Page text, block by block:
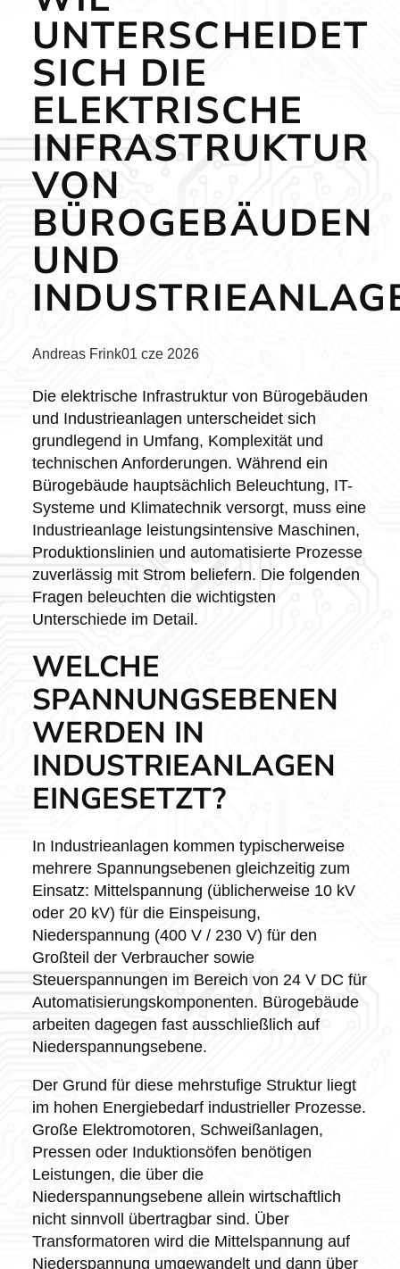
UNTERSCHEIDET
SICH DIE
ELEKTRISCHE
INFRASTRUKTUR
VON
BÜROGEBÄUDEN
UND
Posted
Andreas Frink01 cze 2026
Die elektrische Infrastruktur von Bürogebäuden
und Industrieanlagen unterscheidet sich
grundlegend in Umfang, Komplexität und
technischen Anforderungen. Während ein
Bürogebäude hauptsächlich Beleuchtung, IT-
Systeme und Klimatechnik versorgt, muss eine
Industrieanlage leistungsintensive Maschinen,
Produktionslinien und automatisierte Prozesse
zuverlässig mit Strom beliefern. Die folgenden
Fragen beleuchten die wichtigsten
Unterschiede im Detail.
WELCHE
SPANNUNGSEBENEN
WERDEN IN
INDUSTRIEANLAGEN
EINGESETZT?
In Industrieanlagen kommen typischerweise
mehrere Spannungsebenen gleichzeitig zum
Einsatz: Mittelspannung (üblicherweise 10 kV
oder 20 kV) für die Einspeisung,
Niederspannung (400 V / 230 V) für den
Großteil der Verbraucher sowie
Steuerspannungen im Bereich von 24 V DC für
Automatisierungskomponenten. Bürogebäude
arbeiten dagegen fast ausschließlich auf
Niederspannungsebene.
Der Grund für diese mehrstufige Struktur liegt
im hohen Energiebedarf industrieller Prozesse.
Große Elektromotoren, Schweißanlagen,
Pressen oder Induktionsöfen benötigen
Leistungen, die über die
Niederspannungsebene allein wirtschaftlich
nicht sinnvoll übertragbar sind. Über
Transformatoren wird die Mittelspannung auf
Niederspannung umgewandelt und dann über